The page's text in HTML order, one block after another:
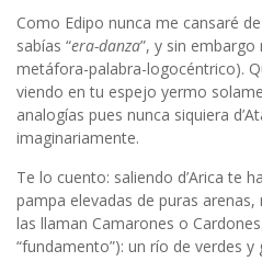
Como Edipo nunca me cansaré
sabías “era-danza”, y sin
metáfora-palabra-logocéntrico).
viendo en tu espejo yermo
analogías pues nunca siquiera
imaginariamente.
Te lo cuento: saliendo d’Arica te
pampa elevadas de puras
las llaman Camarones o
“fundamento”): un río de verdes